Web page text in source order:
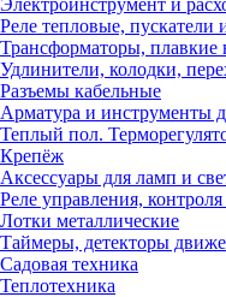
Электроинструмент и
Реле тепловые, пускатели
Трансформаторы, плавкие
Удлинители, колодки,
Разъемы кабельные
Арматура и инструменты
Теплый пол.
Крепёж
Аксессуары для ламп и
Реле управления,
Лотки металлические
Таймеры, детекторы
Садовая техника
Теплотехника